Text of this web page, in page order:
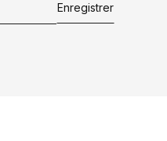
Enregistrer